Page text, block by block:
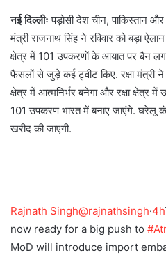
नई दिल्लीःपड़ोसी देश चीन, पाकिस्तान
मंत्री राजनाथ सिंह ने रविवार को बड़ा
क्षेत्र में 101 उपकरणों के आयात पर बैन लगा
फैसलों से जुड़े कई ट्वीट किए. रक्षा मंत्री ने
क्षेत्र में आत्मनिर्भर बनेगा और रक्षा क्षेत्र में
101 उपकरण भारत में बनाए जाएंगे. घरेलू
खरीद की जाएगी.
Rajnath Singh@rajnathsingh·4h
now ready for a big push to
MoD will introduce import